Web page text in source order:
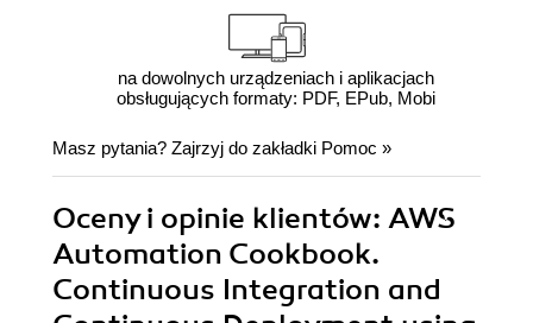
na dowolnych urządzeniach i aplikacjach
obsługujących formaty: PDF, EPub, Mobi
Masz pytania? Zajrzyj do zakładki Pomoc »
Oceny i opinie klientów: AWS
Automation Cookbook.
Continuous Integration and